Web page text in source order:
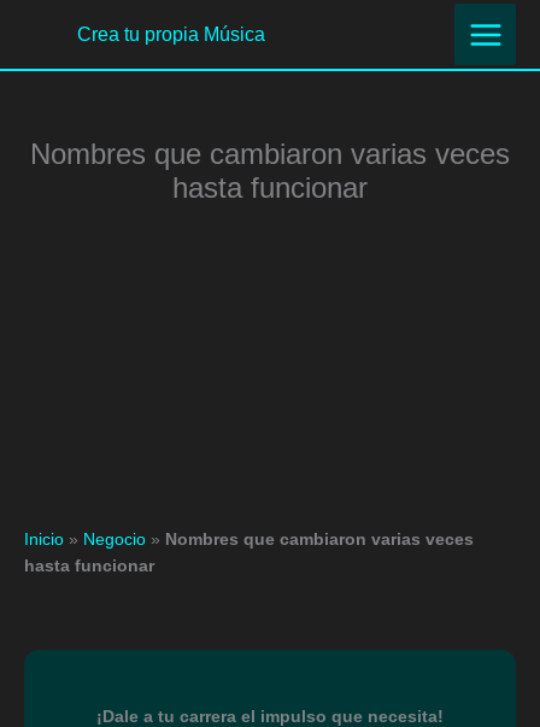
contenido
Crea tu propia Música
Nombres que cambiaron varias veces
hasta funcionar
Inicio » Negocio » Nombres que cambiaron varias veces
hasta funcionar
¡Dale a tu carrera el impulso que necesita!